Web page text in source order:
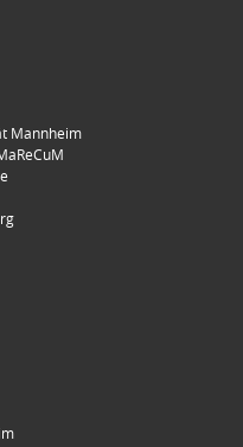
Mannheim